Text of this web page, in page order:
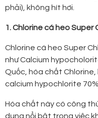
phải), không hít hơi.
1. Chlorine cá heo Super
Chlorine cá heo Super
như Calcium
Quốc, hóa chất
calcium hypochlorite
Hóa chất này có công
dụng nổi bật trong việc